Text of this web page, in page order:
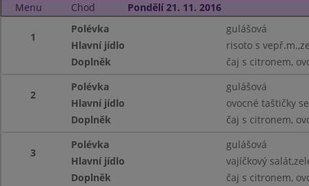
Menu Chod Pondělí 21. 11. 2016
1
Polévka
gulášová
Hlavní jídlo
risoto s
Doplněk
čaj s citronem,
2
Polévka
gulášová
Hlavní jídlo
ovocné taštičky
Doplněk
čaj s citronem,
3
Polévka
gulášová
Hlavní jídlo
vajíčkový
Doplněk
čaj s citronem,